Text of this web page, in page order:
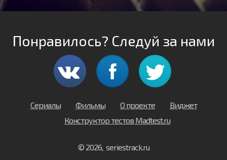
Понравилось? Следуй за нами
Сериалы Фильмы О проекте
Виджет
Конструктор тестов Madtest.ru
© 2026, seriestrack.ru